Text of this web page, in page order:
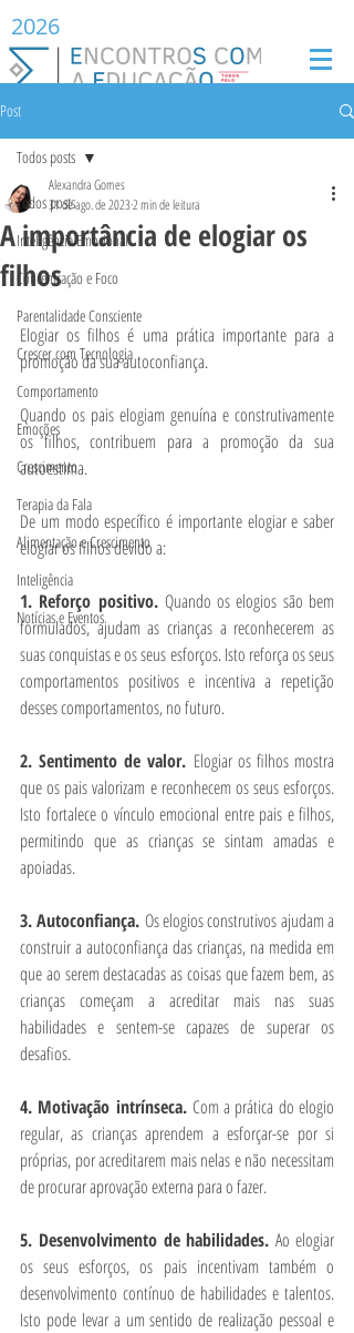
2026
Post
Todos posts
Inteligência Emocional
Concentração e Foco
Parentalidade Consciente
Crescer com Tecnologia
Comportamento
Emoções
Crescimento
Terapia da Fala
Alimentação e Crescimento
Inteligência
Notícias e Eventos
Todos posts
A importância de elogiar os
filhos
Alexandra Gomes
31 de ago. de 20232 min de leitura
Elogiar os filhos é uma prática importante para a
promoção da sua autoconfiança.
Quando os pais elogiam genuína e construtivamente
os filhos, contribuem para a promoção da sua
autoestima.
De um modo específico é importante elogiar e saber
elogiar os filhos devido a:
1. Reforço positivo. Quando os elogios são bem
formulados, ajudam as crianças a reconhecerem as
suas conquistas e os seus esforços. Isto reforça os seus
comportamentos positivos e incentiva a repetição
desses comportamentos, no futuro.
2. Sentimento de valor. Elogiar os filhos mostra
que os pais valorizam e reconhecem os seus esforços.
Isto fortalece o vínculo emocional entre pais e filhos,
permitindo que as crianças se sintam amadas e
apoiadas.
3. Autoconfiança. Os elogios construtivos ajudam a
construir a autoconfiança das crianças, na medida em
que ao serem destacadas as coisas que fazem bem, as
crianças começam a acreditar mais nas suas
habilidades e sentem-se capazes de superar os
desafios.
4. Motivação intrínseca. Com a prática do elogio
regular, as crianças aprendem a esforçar-se por si
próprias, por acreditarem mais nelas e não necessitam
de procurar aprovação externa para o fazer.
5. Desenvolvimento de habilidades. Ao elogiar
os seus esforços, os pais incentivam também o
desenvolvimento contínuo de habilidades e talentos.
Isto pode levar a um sentido de realização pessoal e